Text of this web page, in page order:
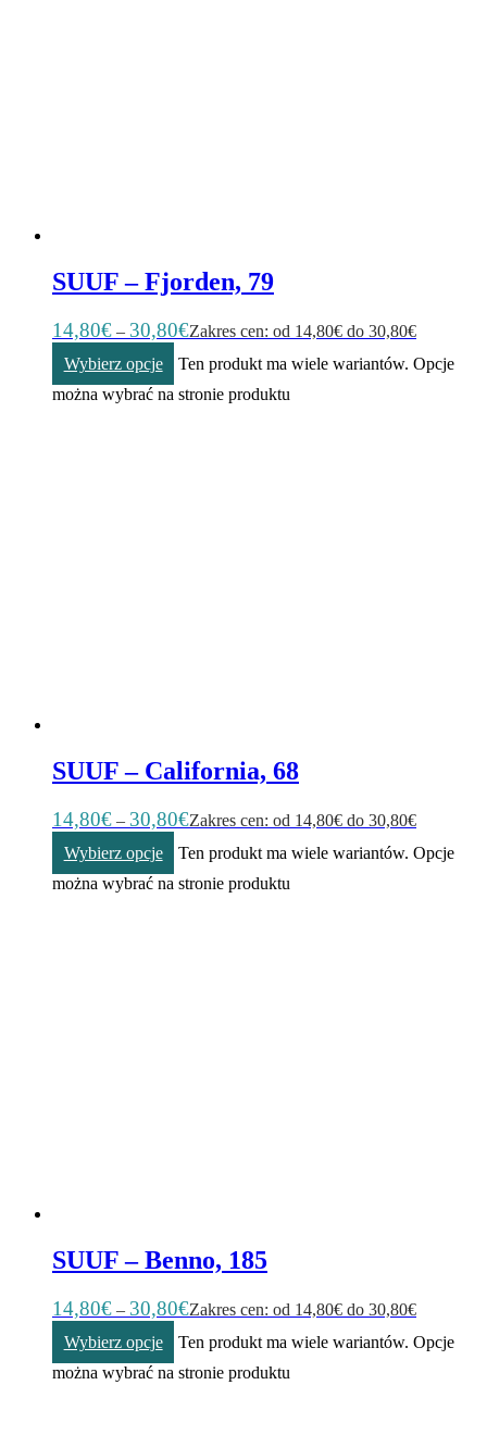
SUUF – Fjorden, 79
14,80€ – 30,80€Zakres cen: od 14,80€ do 30,80€
Wybierz opcje
Ten produkt ma wiele wariantów. Opcje
można wybrać na stronie produktu
SUUF – California, 68
14,80€ – 30,80€Zakres cen: od 14,80€ do 30,80€
Wybierz opcje
Ten produkt ma wiele wariantów. Opcje
można wybrać na stronie produktu
SUUF – Benno, 185
14,80€ – 30,80€Zakres cen: od 14,80€ do 30,80€
Wybierz opcje
Ten produkt ma wiele wariantów. Opcje
można wybrać na stronie produktu